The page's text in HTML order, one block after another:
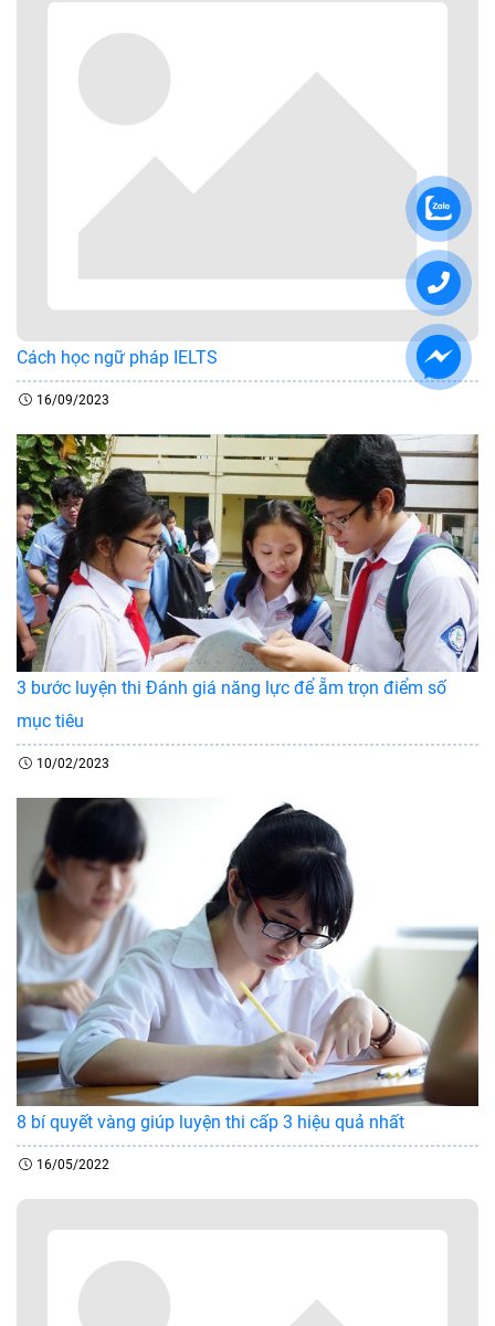
Cách học ngữ pháp IELTS
16/09/2023
3 bước luyện thi Đánh giá năng lực để ẵm trọn điểm số
mục tiêu
10/02/2023
8 bí quyết vàng giúp luyện thi cấp 3 hiệu quả nhất
16/05/2022